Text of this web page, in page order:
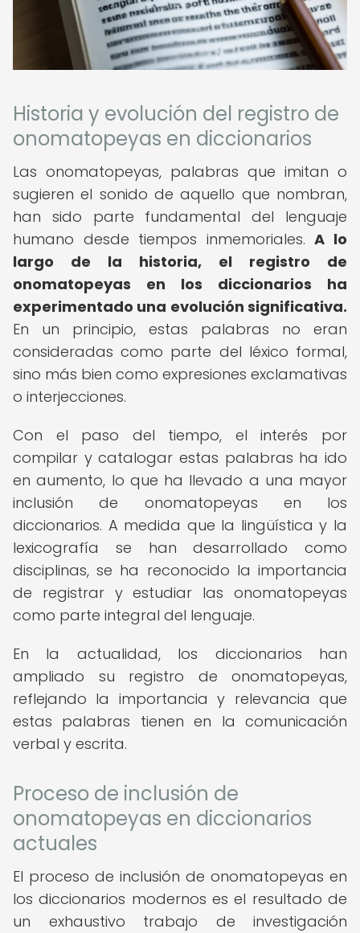
Historia y evolución del registro de
onomatopeyas en diccionarios
Las onomatopeyas, palabras que imitan o
sugieren el sonido de aquello que nombran,
han sido parte fundamental del lenguaje
humano desde tiempos inmemoriales.A lo
largo de la historia, el registro de
onomatopeyas en los diccionarios ha
experimentado una evolución significativa.
En un principio, estas palabras no eran
consideradas como parte del léxico formal,
sino más bien como expresiones exclamativas
o interjecciones.
Con el paso del tiempo, el interés por
compilar y catalogar estas palabras ha ido
en aumento, lo que ha llevado a una mayor
inclusión de onomatopeyas en los
diccionarios. A medida que la lingüística y la
lexicografía se han desarrollado como
disciplinas, se ha reconocido la importancia
de registrar y estudiar las onomatopeyas
como parte integral del lenguaje.
En la actualidad, los diccionarios han
ampliado su registro de onomatopeyas,
reflejando la importancia y relevancia que
estas palabras tienen en la comunicación
verbal y escrita.
Proceso de inclusión de
onomatopeyas en diccionarios
actuales
El proceso de inclusión de onomatopeyas en
los diccionarios modernos es el resultado de
un exhaustivo trabajo de investigación